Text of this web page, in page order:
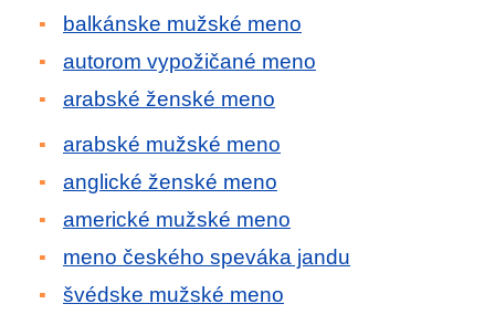
balkánske mužské meno
autorom vypožičané meno
arabské ženské meno
arabské mužské meno
anglické ženské meno
americké mužské meno
meno českého speváka jandu
švédske mužské meno